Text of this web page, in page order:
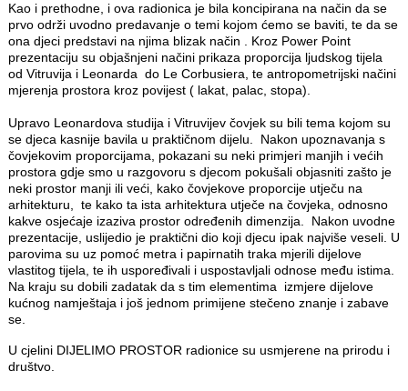
Kao i prethodne, i ova radionica je bila koncipirana na način da se
prvo održi uvodno predavanje o temi kojom ćemo se baviti, te da se
ona djeci predstavi na njima blizak način . Kroz Power Point
prezentaciju su objašnjeni načini prikaza proporcija ljudskog tijela
od Vitruvija i Leonarda do Le Corbusiera, te antropometrijski načini
mjerenja prostora kroz povijest ( lakat, palac, stopa).
Upravo Leonardova studija i Vitruvijev čovjek su bili tema kojom su
se djeca kasnije bavila u praktičnom dijelu. Nakon upoznavanja s
čovjekovim proporcijama, pokazani su neki primjeri manjih i većih
prostora gdje smo u razgovoru s djecom pokušali objasniti zašto je
neki prostor manji ili veći, kako čovjekove proporcije utječu na
arhitekturu, te kako ta ista arhitektura utječe na čovjeka, odnosno
kakve osjećaje izaziva prostor određenih dimenzija. Nakon uvodne
prezentacije, uslijedio je praktični dio koji djecu ipak najviše veseli. U
parovima su uz pomoć metra i papirnatih traka mjerili dijelove
vlastitog tijela, te ih uspoređivali i uspostavljali odnose među istima.
Na kraju su dobili zadatak da s tim elementima izmjere dijelove
kućnog namještaja i još jednom primijene stečeno znanje i zabave
se.
U cjelini DIJELIMO PROSTOR radionice su usmjerene na prirodu i
društvo.